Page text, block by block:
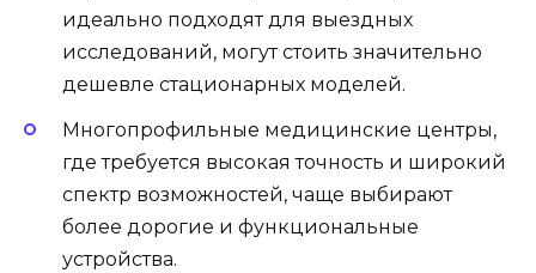
идеально подходят для выездных
исследований, могут стоить значительно
дешевле стационарных моделей.
Многопрофильные медицинские центры,
где требуется высокая точность и широкий
спектр возможностей, чаще выбирают
более дорогие и функциональные
устройства.